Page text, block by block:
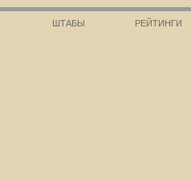
ШТАБЫ РЕЙТИНГИ